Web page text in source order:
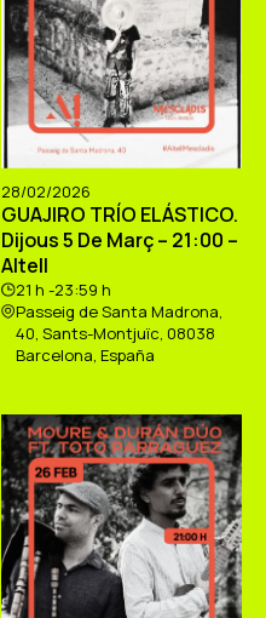
28/02/2026
GUAJIRO TRÍO ELÁSTICO.
Dijous 5 De Març – 21:00 –
Altell
21 h -23:59 h
Passeig de Santa Madrona,
40, Sants-Montjuïc, 08038
Barcelona, España